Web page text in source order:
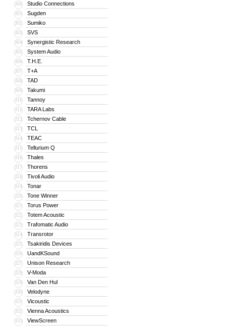
300 Studio Connections
301 Sugden
302 Sumiko
303 SVS
304 Synergistic Research
305 System Audio
306 T.H.E.
307 T+A
308 TAD
309 Takumi
310 Tannoy
311 TARA Labs
312 Tchernov Cable
313 TCL
314 TEAC
315 Tellurium Q
316 Thales
317 Thorens
318 Tivoli Audio
319 Tonar
320 Tone Winner
321 Torus Power
322 Totem Acoustic
323 Trafomatic Audio
324 Transrotor
325 Tsakiridis Devices
326 UandKSound
327 Unison Research
328 V-Moda
329 Van Den Hul
330 Velodyne
331 Vicoustic
332 Vienna Acoustics
333 ViewScreen